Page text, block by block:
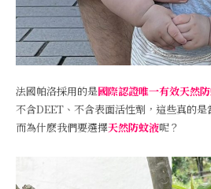
法國帕洛採用的是國際認證唯一有效天然
不含DEET、不含表面活性劑，這些真的
而為什麽我們要選擇天然防蚊液呢？